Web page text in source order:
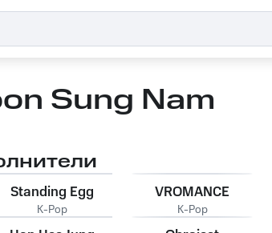
Sung Nam
Standing Egg
K-Pop
VROMANCE
K-Pop